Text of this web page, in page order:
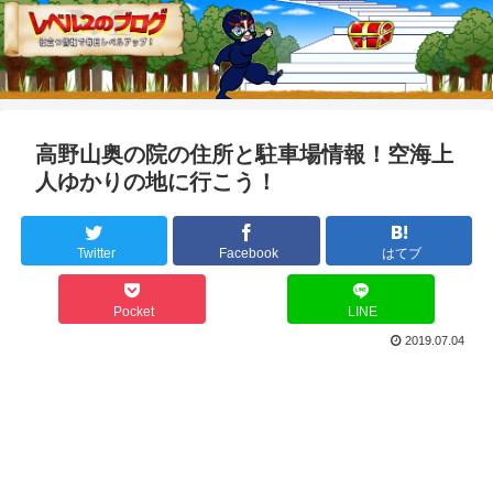
高野山奥の院の住所と駐車場情報！空海上
人ゆかりの地に行こう！
Twitter Facebook はてブ
Pocket LINE
2019.07.04